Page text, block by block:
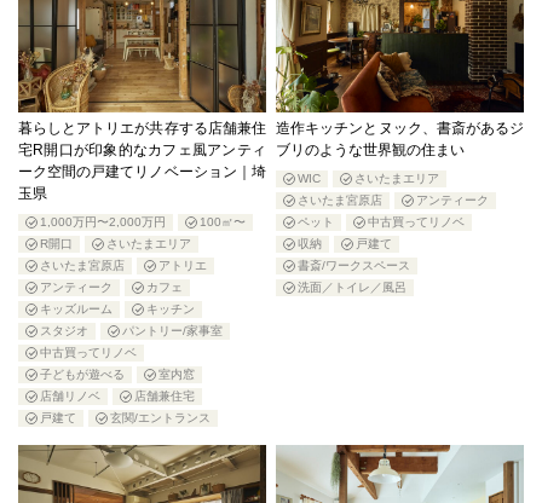
暮らしとアトリエが共存する店舗兼住
宅R開口が印象的なカフェ風アンティ
ーク空間の戸建てリノベーション｜埼
玉県
1,000万円〜2,000万円
100㎡〜
R開口
さいたまエリア
さいたま宮原店
アトリエ
アンティーク
カフェ
キッズルーム
キッチン
スタジオ
パントリー/家事室
中古買ってリノベ
子どもが遊べる
室内窓
店舗リノベ
店舗兼住宅
戸建て
玄関/エントランス
造作キッチンとヌック、書斎があるジ
ブリのような世界観の住まい
WIC
さいたまエリア
さいたま宮原店
アンティーク
ペット
中古買ってリノベ
収納
戸建て
書斎/ワークスペース
洗面／トイレ／風呂